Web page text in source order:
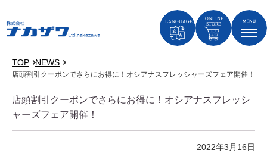
TOP NEWS
店頭割引クーポンでさらにお得に！オシアナスフレッシャーズフェア開催！
店頭割引クーポンでさらにお得に！オシアナスフレッシ
ャーズフェア開催！
2022年3月16日